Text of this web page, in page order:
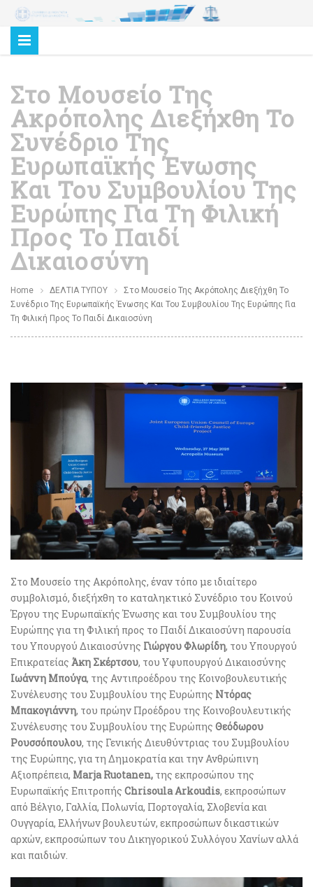
Στο Μουσείο Της
Ακρόπολης Διεξήχθη Το
Συνέδριο Της
Ευρωπαϊκής Ένωσης
Και Του Συμβουλίου Της
Ευρώπης Για Τη Φιλική
Προς Το Παιδί
Δικαιοσύνη
Home ΔΕΛΤΙΑ ΤΥΠΟΥ
Στο Μουσείο Της Ακρόπολης Διεξήχθη Το
Συνέδριο Της Ευρωπαϊκής Ένωσης Και Του Συμβουλίου Της Ευρώπης Για
Τη Φιλική Προς Το Παιδί Δικαιοσύνη
Στο Μουσείο της Ακρόπολης, έναν τόπο με ιδιαίτερο
συμβολισμό, διεξήχθη το καταληκτικό Συνέδριο του Κοινού
Έργου της Ευρωπαϊκής Ένωσης και του Συμβουλίου της
Ευρώπης για τη Φιλική προς το Παιδί Δικαιοσύνη παρουσία
του Υπουργού Δικαιοσύνης Γιώργου Φλωρίδη, του Υπουργού
Επικρατείας Άκη Σκέρτσου, του Υφυπουργού Δικαιοσύνης
Ιωάννη Μπούγα, της Αντιπροέδρου της Κοινοβουλευτικής
Συνέλευσης του Συμβουλίου της Ευρώπης Ντόρας
Μπακογιάννη, του πρώην Προέδρου της Κοινοβουλευτικής
Συνέλευσης του Συμβουλίου της Ευρώπης Θεόδωρου
Ρουσσόπουλου, της Γενικής Διευθύντριας του Συμβουλίου
της Ευρώπης, για τη Δημοκρατία και την Ανθρώπινη
Αξιοπρέπεια, Marja Ruotanen, της εκπροσώπου της
Ευρωπαϊκής Επιτροπής ChrisoulaArkoudis, εκπροσώπων
από Βέλγιο, Γαλλία, Πολωνία, Πορτογαλία, Σλοβενία και
Ουγγαρία, Ελλήνων βουλευτών, εκπροσώπων δικαστικών
αρχών, εκπροσώπων του Δικηγορικού Συλλόγου Χανίων αλλά
και παιδιών.